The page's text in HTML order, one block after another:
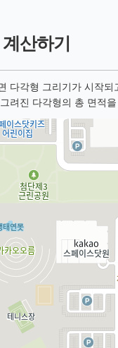
산하기
다각형 그리기가 시작
려진 다각형의 총 면적